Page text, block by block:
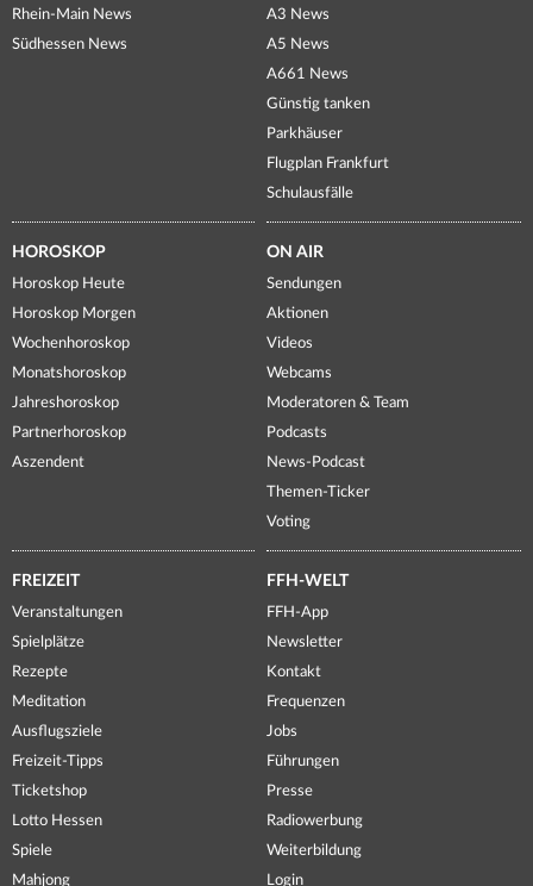
Rhein-Main News
Südhessen News
A3 News
A5 News
A661 News
Günstig tanken
Parkhäuser
Flugplan Frankfurt
Schulausfälle
HOROSKOP
Horoskop Heute
Horoskop Morgen
Wochenhoroskop
Monatshoroskop
Jahreshoroskop
Partnerhoroskop
Aszendent
ON AIR
Sendungen
Aktionen
Videos
Webcams
Moderatoren & Team
Podcasts
News-Podcast
Themen-Ticker
Voting
FREIZEIT
Veranstaltungen
Spielplätze
Rezepte
Meditation
Ausflugsziele
Freizeit-Tipps
Ticketshop
Lotto Hessen
Spiele
Mahjong
FFH-WELT
FFH-App
Newsletter
Kontakt
Frequenzen
Jobs
Führungen
Presse
Radiowerbung
Weiterbildung
Login